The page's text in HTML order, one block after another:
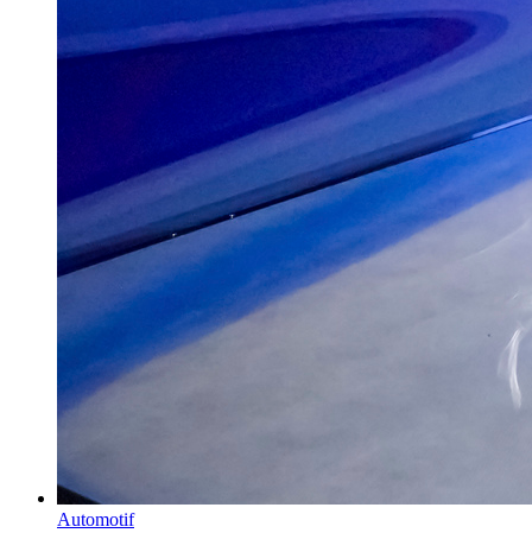
Automotif